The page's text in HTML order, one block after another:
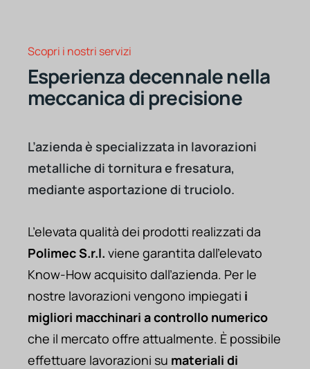
Scopri i nostri servizi
Esperienza decennale nella
meccanica di precisione
L’azienda è specializzata in lavorazioni
metalliche di tornitura e fresatura,
mediante asportazione di truciolo.
L’elevata qualità dei prodotti realizzati da
Polimec S.r.l. viene garantita dall’elevato
Know-How acquisito dall’azienda. Per le
nostre lavorazioni vengono impiegati i
migliori macchinari a controllo numerico
che il mercato offre attualmente. È possibile
effettuare lavorazioni su materiali di